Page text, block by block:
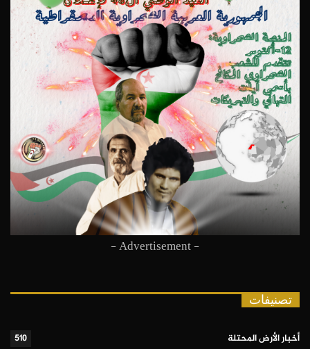
- Advertisement -
تصنيفات
أخبار الأرض المحتلة
510